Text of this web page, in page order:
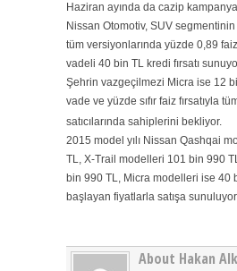
Haziran ayında da cazip
Nissan Otomotiv, SUV
tüm versiyonlarında yüzde 0,89
vadeli 40 bin TL kredi fırsatı
Şehrin vazgeçilmezi Micra ise 12
vade ve yüzde sıfır faiz fırsatıyla
satıcılarında sahiplerini bekliyor.
2015 model yılı Nissan Qashqai
TL, X-Trail modelleri 101 bin 990
bin 990 TL, Micra modelleri ise 40
başlayan fiyatlarla satışa
About Hakan